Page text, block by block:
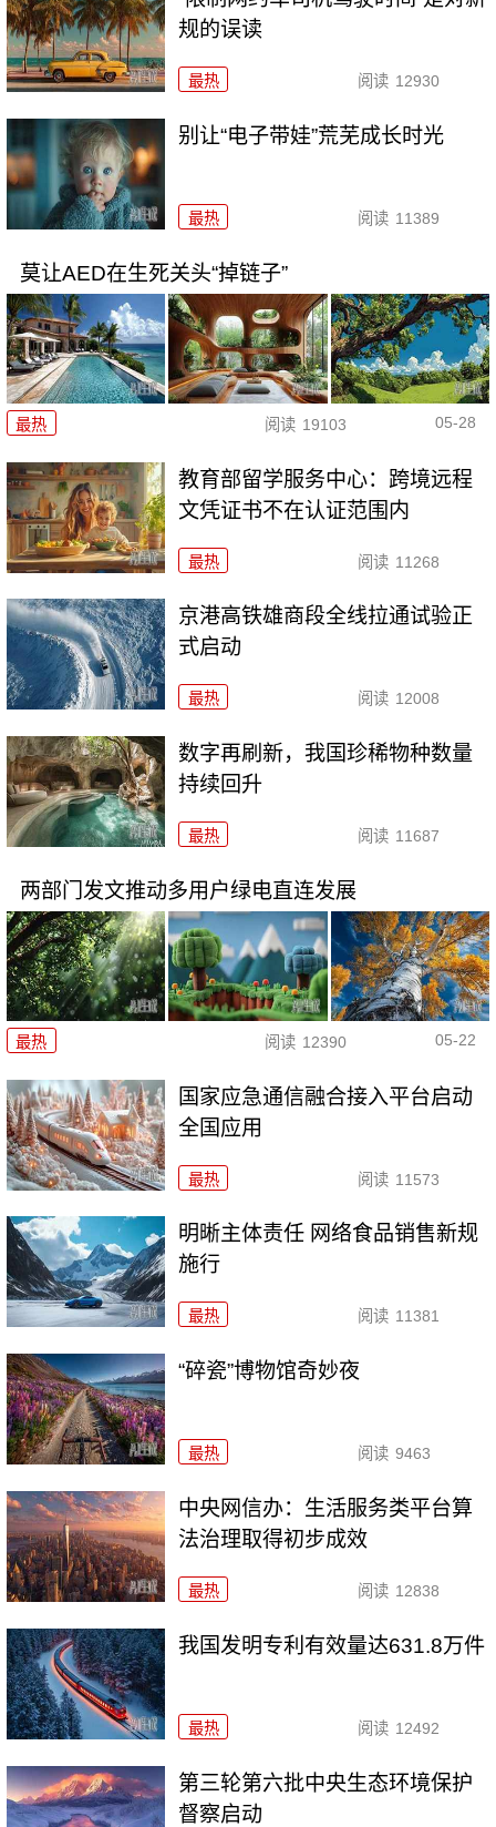
规的误读
最热 阅读 12930
别让“电子带娃”荒芜成长时光
最热 阅读 11389
莫让AED在生死关头“掉链子”
最热 阅读 19103 05-28
教育部留学服务中心：跨境远程
文凭证书不在认证范围内
最热 阅读 11268
京港高铁雄商段全线拉通试验正
式启动
最热 阅读 12008
数字再刷新，我国珍稀物种数量
持续回升
最热 阅读 11687
两部门发文推动多用户绿电直连发展
最热 阅读 12390 05-22
国家应急通信融合接入平台启动
全国应用
最热 阅读 11573
明晰主体责任 网络食品销售新规
施行
最热 阅读 11381
“碎瓷”博物馆奇妙夜
最热 阅读 9463
中央网信办：生活服务类平台算
法治理取得初步成效
最热 阅读 12838
我国发明专利有效量达631.8万件
最热 阅读 12492
第三轮第六批中央生态环境保护
督察启动